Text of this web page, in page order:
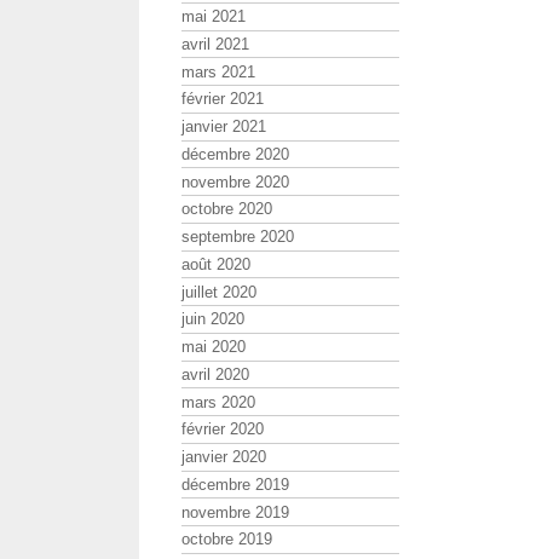
mai 2021
avril 2021
mars 2021
février 2021
janvier 2021
décembre 2020
novembre 2020
octobre 2020
septembre 2020
août 2020
juillet 2020
juin 2020
mai 2020
avril 2020
mars 2020
février 2020
janvier 2020
décembre 2019
novembre 2019
octobre 2019